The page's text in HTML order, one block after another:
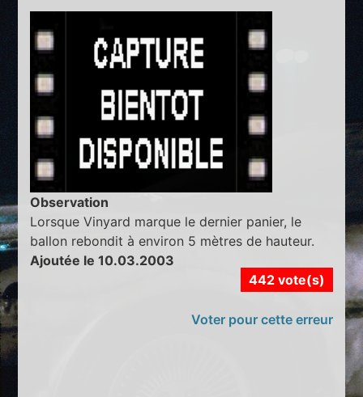
Observation
Lorsque Vinyard marque le dernier panier, le
ballon rebondit à environ 5 mètres de hauteur.
Ajoutée le 10.03.2003
442 vote(s)
Voter pour cette erreur